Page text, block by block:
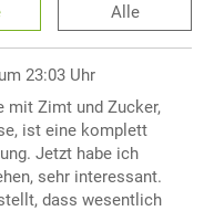
Alle
23:03 Uhr
mit Zimt und Zucker,
ist eine komplett
Jetzt habe ich
sehr interessant.
dass wesentlich